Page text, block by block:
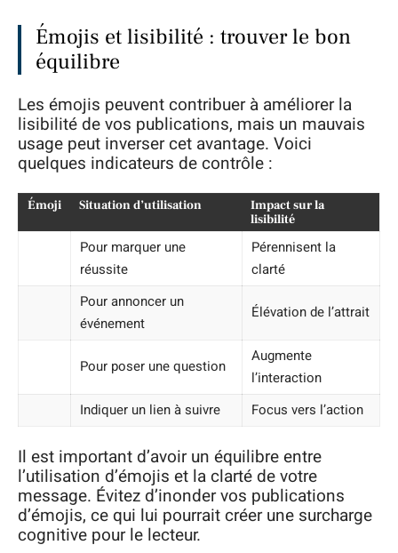
Émojis et lisibilité : trouver le bon
équilibre
Les émojis peuvent contribuer à améliorer la
lisibilité de vos publications, mais un mauvais
usage peut inverser cet avantage. Voici
quelques indicateurs de contrôle :
Émoji Situation d’utilisation
Impact sur la
lisibilité
Pour marquer une
réussite
Pérennisent la
clarté
Pour annoncer un
événement
Élévation de l’attrait
Pour poser une question
Augmente
l’interaction
Indiquer un lien à suivre
Focus vers l’action
Il est important d’avoir un équilibre entre
l’utilisation d’émojis et la clarté de votre
message. Évitez d’inonder vos publications
d’émojis, ce qui lui pourrait créer une surcharge
cognitive pour le lecteur.